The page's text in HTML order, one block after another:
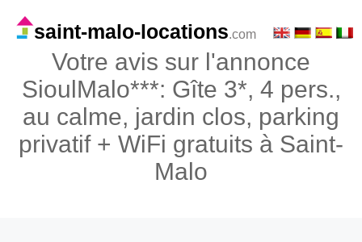
Votre avis sur l'annonce
SioulMalo***: Gîte 3*, 4 pers.,
au calme, jardin clos, parking
privatif + WiFi gratuits à Saint-
Malo
saint-malo-locations.com